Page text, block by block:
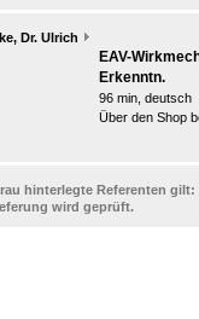
Dr. Ulrich
EAV-
Erkenntn.
96 min, deutsch
Über den Shop
hinterlegte Referenten gilt:
wird geprüft.